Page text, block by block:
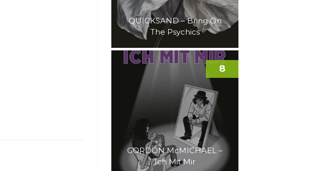
QUICKSAND – Bring On
The Psychics
GORDON McMICHAEL –
Ich Mit Mir
8